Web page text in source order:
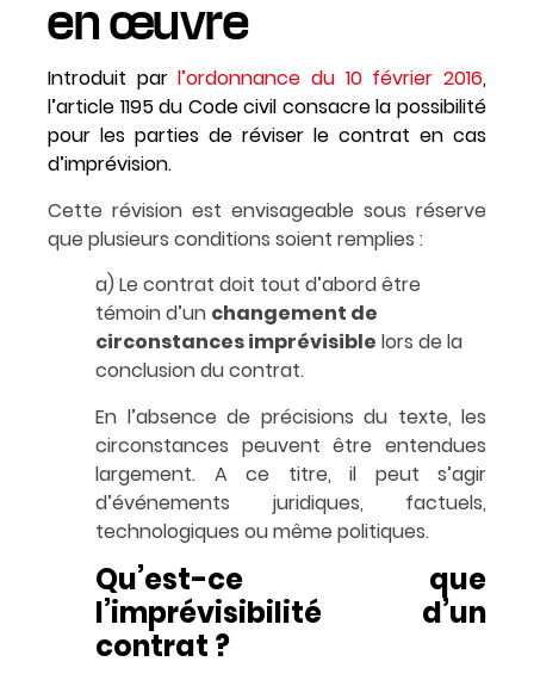
en œuvre
Introduit parl’ordonnance du 10 février 2016,
l’article 1195 du Code civil consacre la possibilité
pour les parties de réviser le contrat en cas
d’imprévision.
Cette révision est envisageable sous réserve
que plusieurs conditions soient remplies :
a) Le contrat doit tout d’abord être
témoin d’un changement de
circonstances imprévisible lors de la
conclusion du contrat.
En l’absence de précisions du texte, les
circonstances peuvent être entendues
largement. A ce titre, il peut s’agir
d’événements juridiques, factuels,
technologiques ou même politiques.
Qu’est-ce que
l’imprévisibilité d’un
contrat ?